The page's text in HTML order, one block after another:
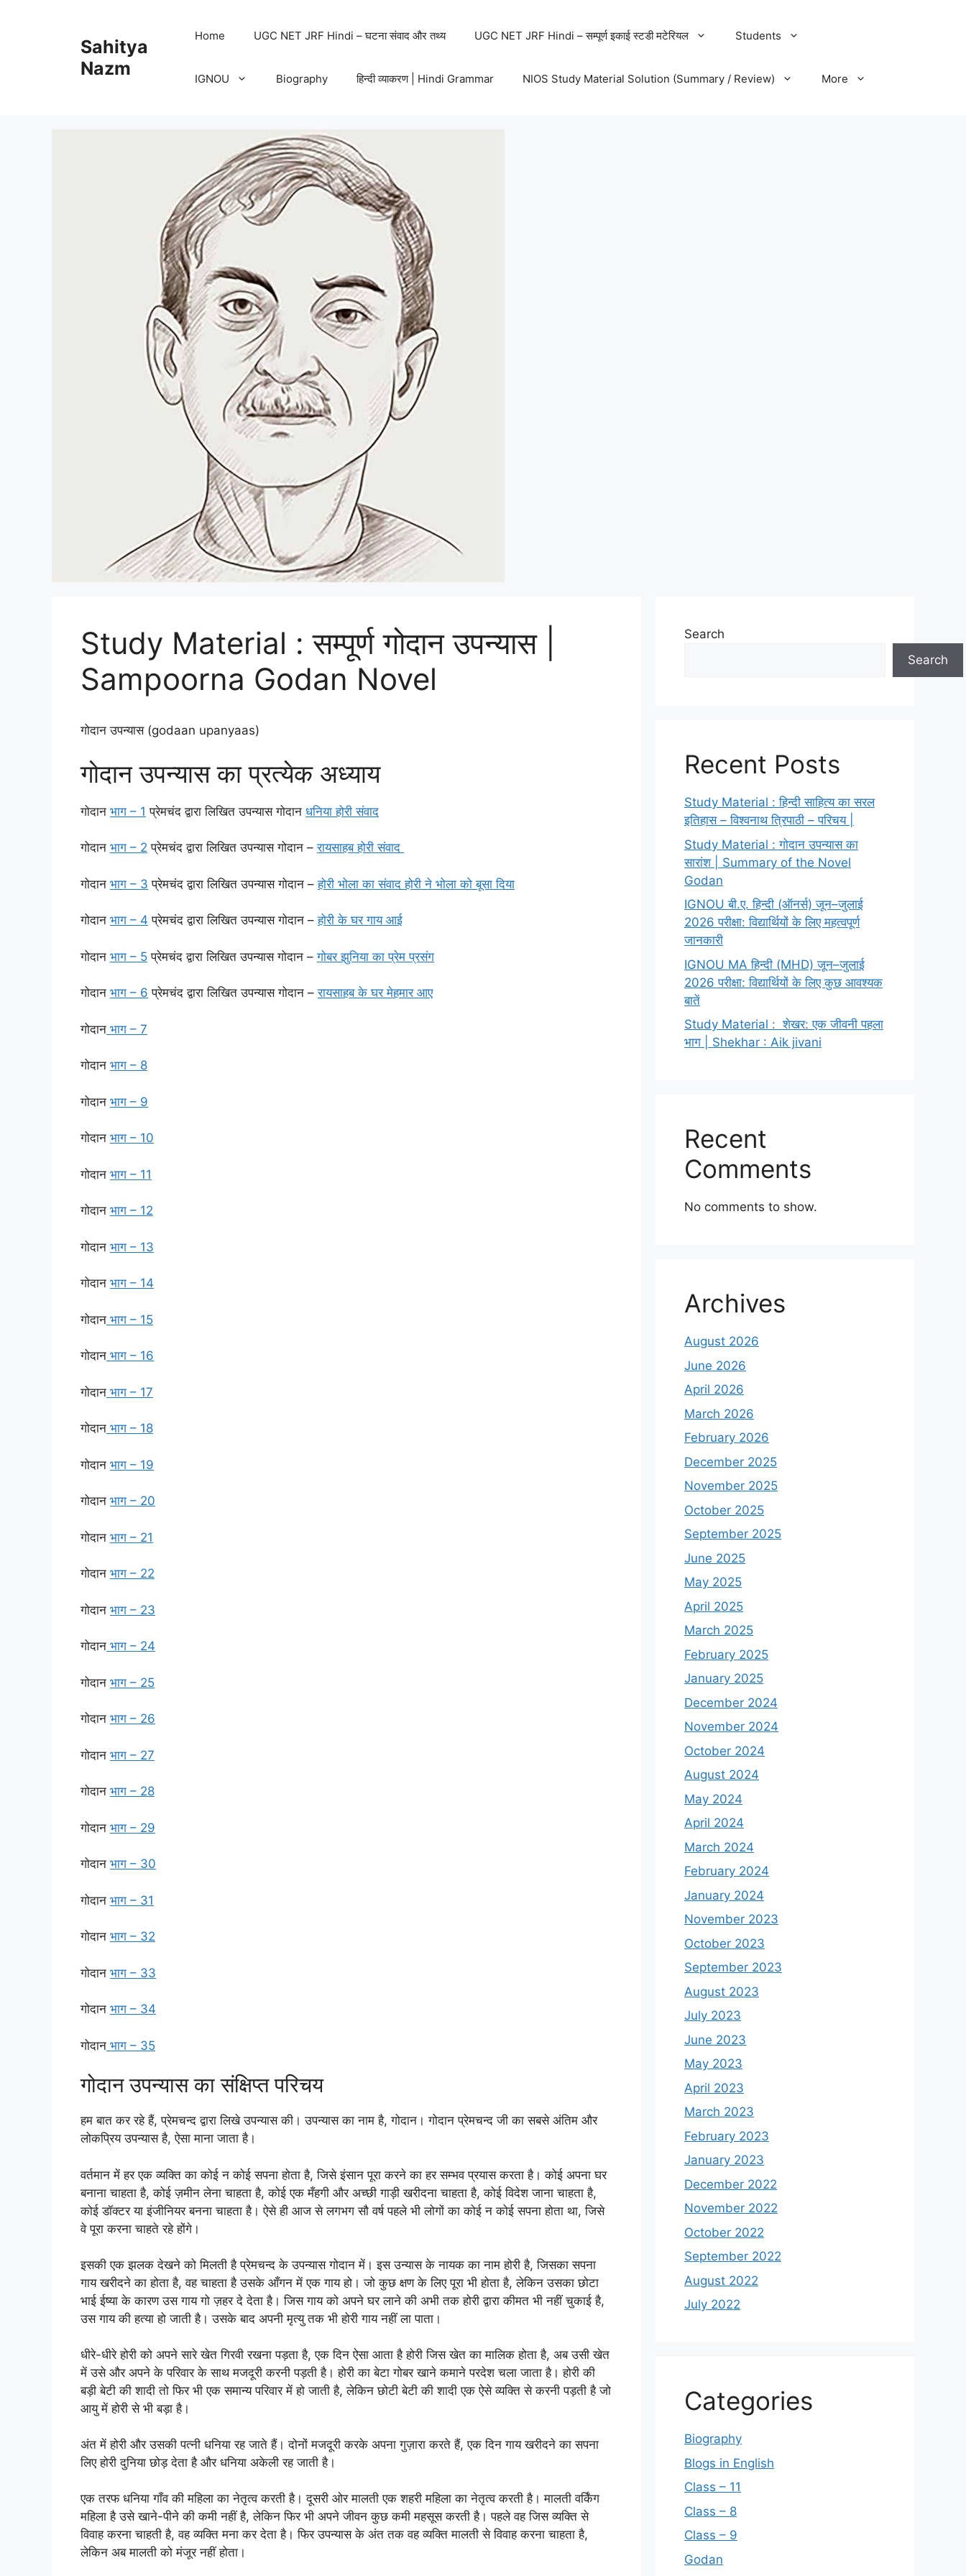
Sahitya
Nazm
Home UGC NET JRF Hindi – घटना संवाद और तथ्य UGC NET JRF Hindi – सम्पूर्ण इकाई स्टडी मटेरियल Students
IGNOU Biography हिन्दी व्याकरण | Hindi Grammar NIOS Study Material Solution (Summary / Review) More
Study Material : सम्पूर्ण गोदान उपन्यास |
Sampoorna Godan Novel
गोदान उपन्यास (godaan upanyaas)
गोदान उपन्यास का प्रत्येक अध्याय
गोदान भाग – 1 प्रेमचंद द्वारा लिखित उपन्यास गोदान धनिया होरी संवाद
गोदान भाग – 2 प्रेमचंद द्वारा लिखित उपन्यास गोदान –रायसाहब होरी संवाद
गोदान भाग – 3 प्रेमचंद द्वारा लिखित उपन्यास गोदान –होरी भोला का संवाद होरी ने भोला को बूसा दिया
गोदान भाग – 4 प्रेमचंद द्वारा लिखित उपन्यास गोदान –होरी के घर गाय आई
गोदान भाग – 5 प्रेमचंद द्वारा लिखित उपन्यास गोदान –गोबर झुनिया का प्रेम प्रसंग
गोदान भाग – 6 प्रेमचंद द्वारा लिखित उपन्यास गोदान –रायसाहब के घर मेहमार आए
गोदान भाग – 7
गोदान भाग – 8
गोदान भाग – 9
गोदान भाग – 10
गोदान भाग – 11
गोदान भाग – 12
गोदान भाग – 13
गोदान भाग – 14
गोदान भाग – 15
गोदान भाग – 16
गोदान भाग – 17
गोदान भाग – 18
गोदान भाग – 19
गोदान भाग – 20
गोदान भाग – 21
गोदान भाग – 22
गोदान भाग – 23
गोदान भाग – 24
गोदान भाग – 25
गोदान भाग – 26
गोदान भाग – 27
गोदान भाग – 28
गोदान भाग – 29
गोदान भाग – 30
गोदान भाग – 31
गोदान भाग – 32
गोदान भाग – 33
गोदान भाग – 34
गोदान भाग – 35
गोदान उपन्यास का संक्षिप्त परिचय
हम बात कर रहे हैं, प्रेमचन्द द्वारा लिखे उपन्यास की। उपन्यास का नाम है, गोदान। गोदान प्रेमचन्द जी का सबसे अंतिम और
लोकप्रिय उपन्यास है, ऐसा माना जाता है।
वर्तमान में हर एक व्यक्ति का कोई न कोई सपना होता है, जिसे इंसान पूरा करने का हर सम्भव प्रयास करता है। कोई अपना घर
बनाना चाहता है, कोई ज़मीन लेना चाहता है, कोई एक मँहगी और अच्छी गाड़ी खरीदना चाहता है, कोई विदेश जाना चाहता है,
कोई डॉक्टर या इंजीनियर बनना चाहता है। ऐसे ही आज से लगभग सौ वर्ष पहले भी लोगों का कोई न कोई सपना होता था, जिसे
वे पूरा करना चाहते रहे होंगे।
इसकी एक झलक देखने को मिलती है प्रेमचन्द के उपन्यास गोदान में। इस उन्यास के नायक का नाम होरी है, जिसका सपना
गाय खरीदने का होता है, वह चाहता है उसके आँगन में एक गाय हो। जो कुछ क्षण के लिए पूरा भी होता है, लेकिन उसका छोटा
भाई ईष्या के कारण उस गाय गो ज़हर दे देता है। जिस गाय को अपने घर लाने की अभी तक होरी द्वारा कीमत भी नहीं चुकाई है,
उस गाय की हत्या हो जाती है। उसके बाद अपनी मृत्यु तक भी होरी गाय नहीं ला पाता।
धीरे-धीरे होरी को अपने सारे खेत गिरवी रखना पड़ता है, एक दिन ऐसा आता है होरी जिस खेत का मालिक होता है, अब उसी खेत
में उसे और अपने के परिवार के साथ मजदूरी करनी पड़ती है। होरी का बेटा गोबर खाने कमाने परदेश चला जाता है। होरी की
बड़ी बेटी की शादी तो फिर भी एक समान्य परिवार में हो जाती है, लेकिन छोटी बेटी की शादी एक ऐसे व्यक्ति से करनी पड़ती है जो
आयु में होरी से भी बड़ा है।
अंत में होरी और उसकी पत्नी धनिया रह जाते हैं। दोनों मजदूरी करके अपना गुज़ारा करते हैं, एक दिन गाय खरीदने का सपना
लिए होरी दुनिया छोड़ देता है और धनिया अकेली रह जाती है।
एक तरफ धनिया गाँव की महिला का नेतृत्व करती है। दूसरी ओर मालती एक शहरी महिला का नेतृत्व करती है। मालती वर्किंग
महिला है उसे खाने-पीने की कमी नहीं है, लेकिन फिर भी अपने जीवन कुछ कमी महसूस करती है। पहले वह जिस व्यक्ति से
विवाह करना चाहती है, वह व्यक्ति मना कर देता है। फिर उपन्यास के अंत तक वह व्यक्ति मालती से विवाह करना चाहता है,
लेकिन अब मालती को मंजूर नहीं होता।
Search
Search
Recent Posts
Study Material : हिन्दी साहित्य का सरल
इतिहास – विश्वनाथ त्रिपाठी – परिचय |
Study Material : गोदान उपन्यास का
सारांश | Summary of the Novel
Godan
IGNOU बी.ए. हिन्दी (ऑनर्स) जून–जुलाई
2026 परीक्षा: विद्यार्थियों के लिए महत्वपूर्ण
जानकारी
IGNOU MA हिन्दी (MHD) जून–जुलाई
2026 परीक्षा: विद्यार्थियों के लिए कुछ आवश्यक
बातें
Study Material : शेखर: एक जीवनी पहला
भाग | Shekhar : Aik jivani
Recent
Comments
No comments to show.
Archives
August 2026
June 2026
April 2026
March 2026
February 2026
December 2025
November 2025
October 2025
September 2025
June 2025
May 2025
April 2025
March 2025
February 2025
January 2025
December 2024
November 2024
October 2024
August 2024
May 2024
April 2024
March 2024
February 2024
January 2024
November 2023
October 2023
September 2023
August 2023
July 2023
June 2023
May 2023
April 2023
March 2023
February 2023
January 2023
December 2022
November 2022
October 2022
September 2022
August 2022
July 2022
Categories
Biography
Blogs in English
Class – 11
Class – 8
Class – 9
Godan